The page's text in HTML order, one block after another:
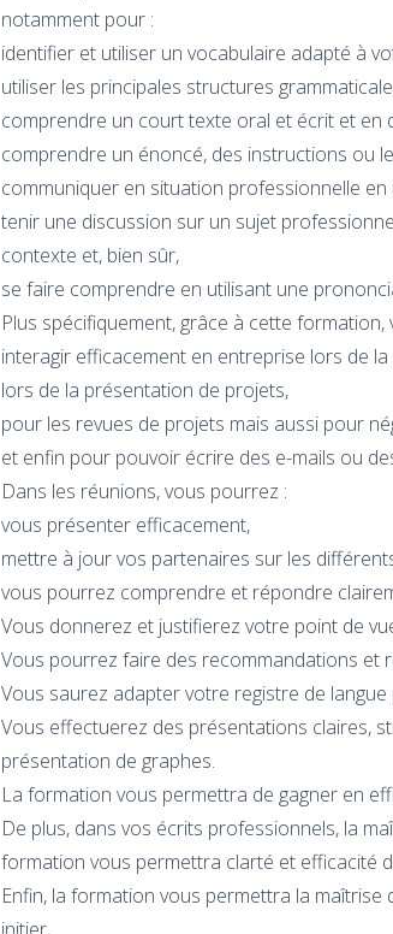
notamment pour :
identifier et utiliser un vocabulaire adapté à
utiliser les principales structures
comprendre un court texte oral et écrit et en
comprendre un énoncé, des instructions ou
communiquer en situation professionnelle
tenir une discussion sur un sujet
contexte et, bien sûr,
se faire comprendre en utilisant une
Plus spécifiquement, grâce à cette
interagir efficacement en entreprise lors de
lors de la présentation de projets,
pour les revues de projets mais aussi pour
et enfin pour pouvoir écrire des e-mails ou
Dans les réunions, vous pourrez :
vous présenter efficacement,
mettre à jour vos partenaires sur les
vous pourrez comprendre et répondre
Vous donnerez et justifierez votre point de
Vous pourrez faire des recommandations et
Vous saurez adapter votre registre de
Vous effectuerez des présentations claires,
présentation de graphes.
La formation vous permettra de gagner en
De plus, dans vos écrits professionnels, la
formation vous permettra clarté et efficacité
Enfin, la formation vous permettra la